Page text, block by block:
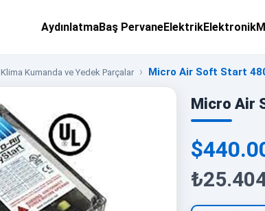
AydınlatmaBaş PervaneElektrikElektronik
Klima Kumanda ve Yedek Parçalar Micro Air Soft Start
Micro Air